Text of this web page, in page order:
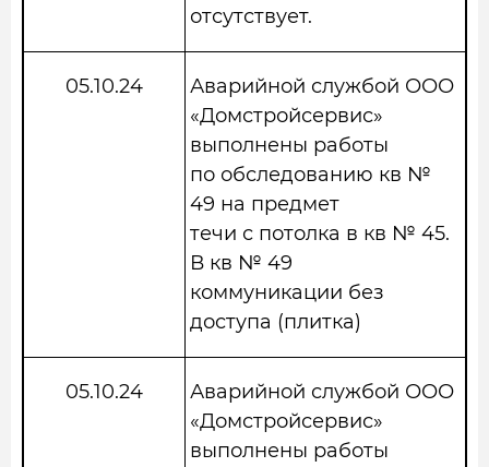
отсутствует.
05.10.24
Аварийной службой ООО
«Домстройсервис»
выполнены работы
по обследованию кв №
49 на предмет
течи с потолка в кв № 45.
В кв № 49
коммуникации без
доступа (плитка)
05.10.24
Аварийной службой ООО
«Домстройсервис»
выполнены работы